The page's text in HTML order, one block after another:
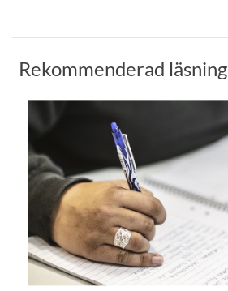
Rekommenderad läsning